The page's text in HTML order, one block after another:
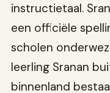
instructietaal.
een officiële
scholen
leerling Sranan
binnenland